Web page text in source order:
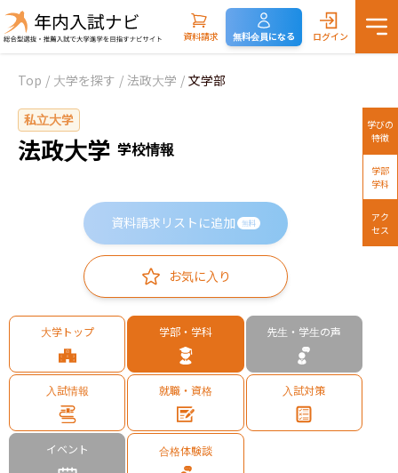
資料請求 無料会員になる ログイン
Top / 大学を探す / 法政大学 / 文学部
私立大学
法政大学 学校情報
資料請求リストに追加 無料
お気に入り
大学トップ 学部・学科 先生・学生の声
入試情報 就職・資格 入試対策
イベント 合格体験談
学びの
特徴
学部
学科
アク
セス